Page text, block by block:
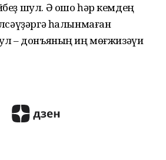
шул. Ә ошо һәр кемдең
һалынмаған
– донъяның иң мөғжизәүи